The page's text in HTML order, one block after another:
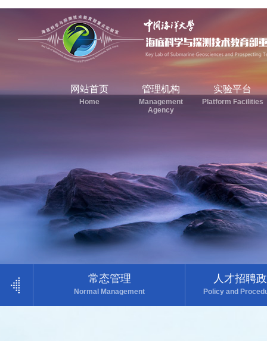
网站首页
Home
管理机构
Management
Agency
实验平台
Platform Facilities
常态管理
Normal Management
人才招聘
Policy and